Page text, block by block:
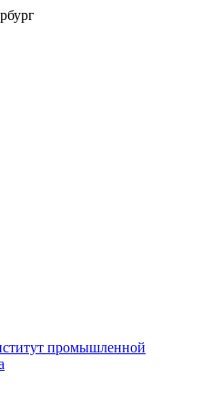
промышленной